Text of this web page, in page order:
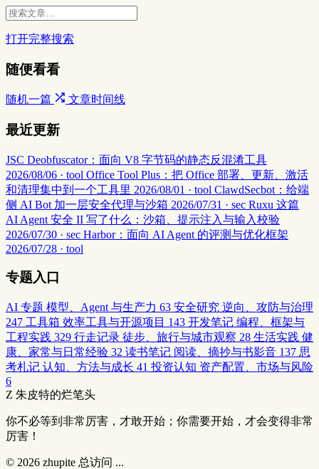
打开完整搜索
随便看看
随机一篇 文章时间线
最近更新
JSC Deobfuscator：面向 V8 字节码的静态反混淆工具
2026/08/06 · tool Office Tool Plus：把 Office 部署、更新、激活
和清理集中到一个工具里 2026/08/01 · tool ClawdSecbot：给端
侧 AI Bot 加一层安全代理与沙箱 2026/07/31 · sec Ruxu 这篇
AI Agent 安全 II 写了什么：沙箱、提示注入与输入校验
2026/07/30 · sec Harbor：面向 AI Agent 的评测与优化框架
2026/07/28 · tool
专题入口
AI 专题 模型、Agent 与生产力 63 安全研究 逆向、攻防与治理
247 工具箱 效率工具与开源项目 143 开发笔记 编程、框架与
工程实践 329 行走记录 徒步、旅行与城市观察 28 生活实践 健
康、家常与日常经验 32 读书笔记 阅读、摘抄与书影音 137 思
考札记 认知、方法与成长 41 投资认知 资产配置、市场与风险
6
Z 朱皮特的烂笔头
你不必等到非常厉害，才敢开始；你需要开始，才会变得非常
厉害！
© 2026 zhupite 总访问 ...